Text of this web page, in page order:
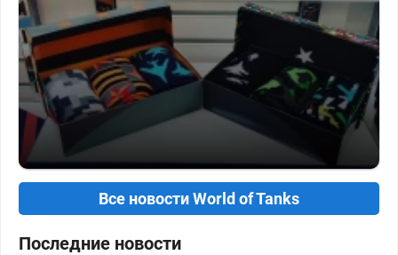
Все новости World of Tanks
Последние новости